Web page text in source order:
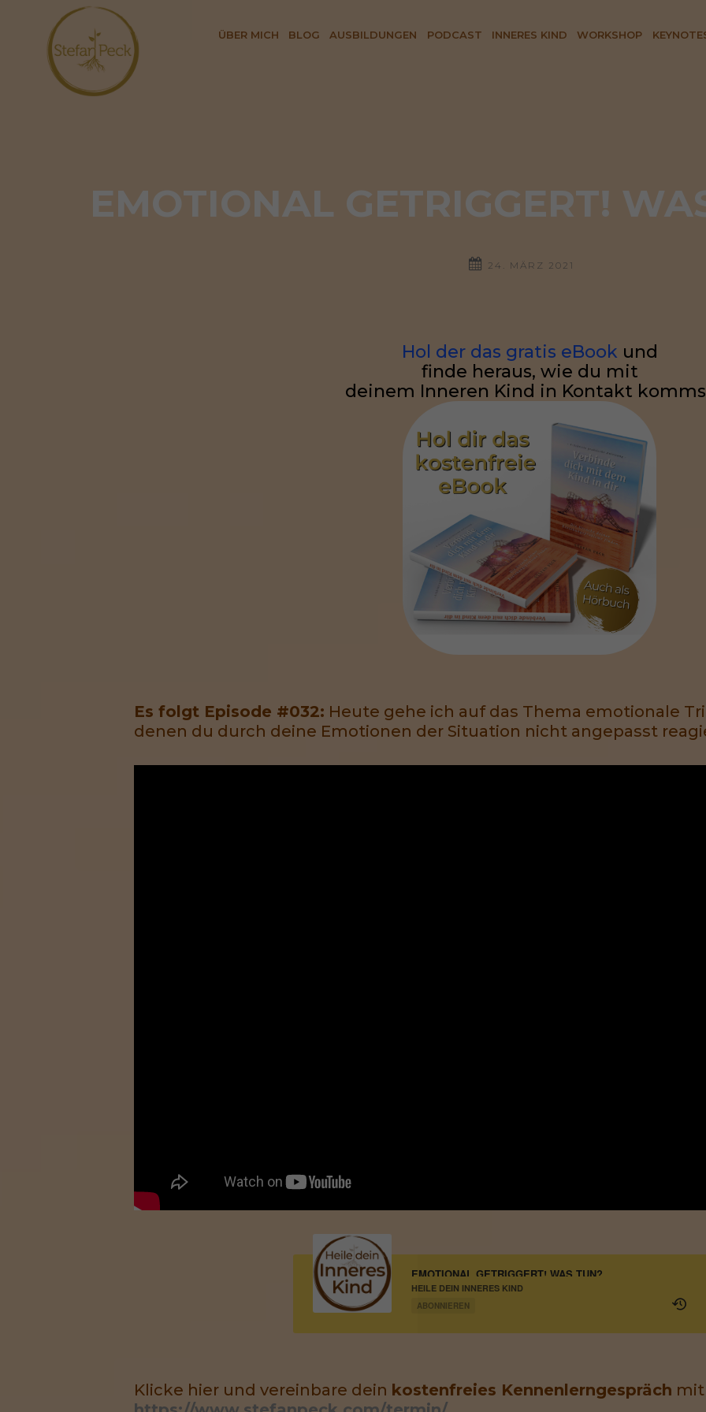
ÜBER MICH BLOG AUSBILDUNGEN PODCAST INNERES KIND WORKSHOP
EMOTIONAL GETRIGGERT!
24. MÄRZ 2021
Hol der das gratis eBook und
finde heraus, wie du mit
deinem Inneren Kind in Kontakt
Es folgt Episode #032: Heute gehe ich auf das Thema emotionale
denen du durch deine Emotionen der Situation nicht angepasst
HEILE DEIN INNERES KIND
ABONNIEREN
EMOTIONAL GETRIGGERT! WAS TUN?
Klicke hier und vereinbare dein kostenfreies Kennenlerngespräch